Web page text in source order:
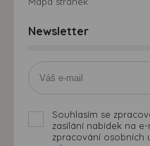
Newsletter
Souhlasím se
zasílání nabídek na
zpracování osobních